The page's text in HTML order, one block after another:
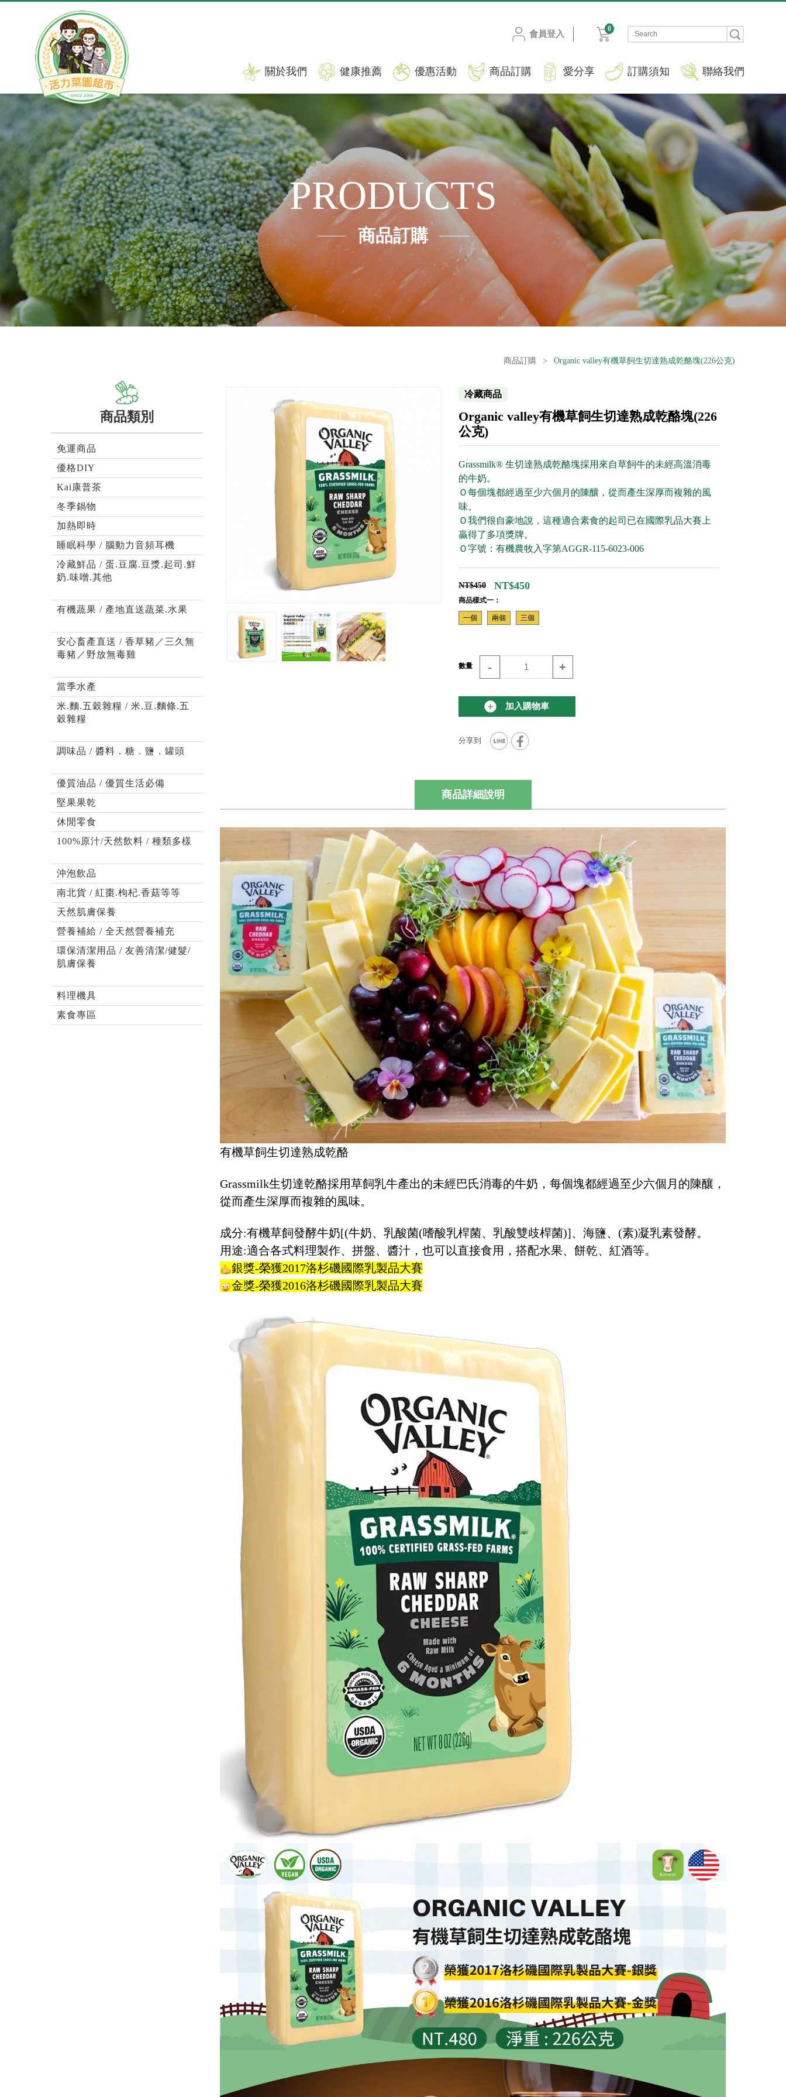
會員登入
0
關於我們 健康推薦 優惠活動 商品訂購 愛分享 訂購須知 聯絡我們
PRODUCTS
商品訂購
商品訂購 > Organic valley有機草飼生切達熟成乾酪塊(226公克)
商品類別
免運商品
優格DIY
Kai康普茶
冬季鍋物
加熱即時
睡眠科學 / 腦動力音頻耳機
冷藏鮮品 / 蛋.豆腐.豆漿.起司.鮮
奶.味噌.其他
有機蔬果 / 產地直送蔬菜.水果
安心畜產直送 / 香草豬／三久無
毒豬／野放無毒雞
當季水產
米.麵.五穀雜糧 / 米.豆.麵條.五
穀雜糧
調味品 / 醬料．糖．鹽．罐頭
優質油品 / 優質生活必備
堅果果乾
休閒零食
100%原汁/天然飲料 / 種類多樣
沖泡飲品
南北貨 / 紅棗.枸杞.香菇等等
天然肌膚保養
營養補給 / 全天然營養補充
環保清潔用品 / 友善清潔/健髮/
肌膚保養
料理機具
素食專區
冷藏商品
Organic valley有機草飼生切達熟成乾酪塊(226
公克)
Grassmilk® 生切達熟成乾酪塊採用來自草飼牛的未經高溫消毒
的牛奶。
Ｏ每個塊都經過至少六個月的陳釀，從而產生深厚而複雜的風
味。
Ｏ我們很自豪地說，這種適合素食的起司已在國際乳品大賽上
贏得了多項獎牌。
Ｏ字號：有機農牧入字第AGGR-115-6023-006
NT$450 NT$450
商品樣式一：
一個 兩個 三個
數量 - +
加入購物車
商品詳細說明
有機草飼生切達熟成乾酪
Grassmilk生切達乾酪採用草飼乳牛產出的未經巴氏消毒的牛奶，每個塊都經過至少六個月的陳釀，
從而產生深厚而複雜的風味。
成分:有機草飼發酵牛奶[(牛奶、乳酸菌(嗜酸乳桿菌、乳酸雙歧桿菌)]、海鹽、(素)凝乳素發酵。
用途:適合各式料理製作、拼盤、醬汁，也可以直接食用，搭配水果、餅乾、紅酒等。
銀獎-榮獲2017洛杉磯國際乳製品大賽
金獎-榮獲2016洛杉磯國際乳製品大賽